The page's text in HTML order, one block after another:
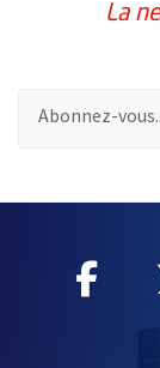
La
,